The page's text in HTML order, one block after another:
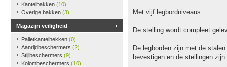
Kantelbakken (10)
Overige bakken (3)
Magazijn veiligheid
Palletkantelhekken (0)
Aanrijdbeschermers (2)
Stijlbeschermers (9)
Kolombeschermers (10)
Met vijf legbordniveaus
De stelling wordt compleet
De legborden zijn met de
bevestigen en de stellingen